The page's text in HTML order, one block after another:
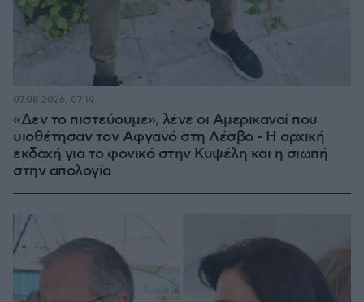
«Δεν το πιστεύουμε», λένε οι Αμερικανοί που
υιοθέτησαν τον Αφγανό στη Λέσβο - Η αρχική
εκδοχή για το φονικό στην Κυψέλη και η σιωπή
στην απολογία
07.08.2026, 07:19